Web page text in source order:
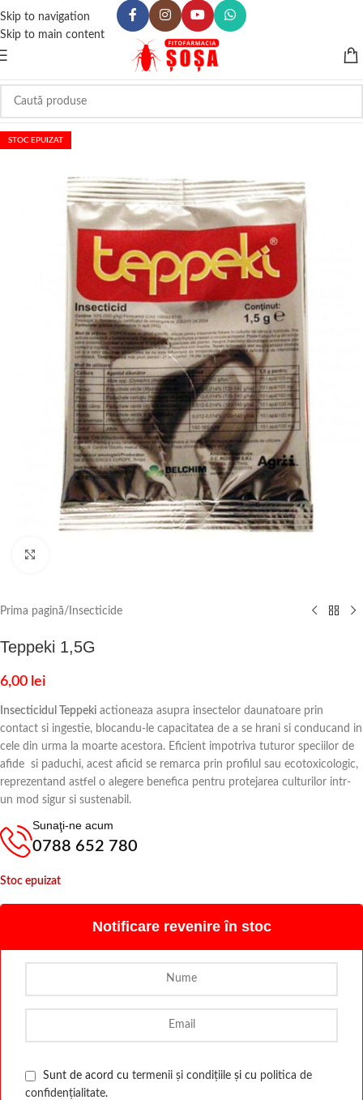
Skip to navigation
Skip to main content
STOC EPUIZAT
Prima pagină/ Insecticide
Teppeki 1,5G
6,00 lei
Insecticidul Teppeki actioneaza asupra insectelor daunatoare prin
contact si ingestie, blocandu-le capacitatea de a se hrani si conducand in
cele din urma la moarte acestora. Eficient impotriva tuturor speciilor de
afide si paduchi, acest aficid se remarca prin profilul sau ecotoxicologic,
reprezentand astfel o alegere benefica pentru protejarea culturilor intr-
un mod sigur si sustenabil.
Sunaţi-ne acum
0788 652 780
Stoc epuizat
Notificare revenire în stoc
Sunt de acord cu termenii și condițiile și cu politica de
confidențialitate.